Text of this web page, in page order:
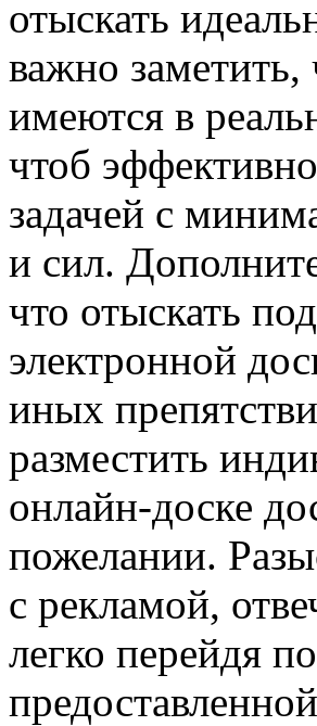
отыскать
важно заметить,
имеются в
чтоб
задачей с
и сил.
что отыскать
электронной
иных
разместить
онлайн-доске
пожелании.
с рекламой,
легко перейдя